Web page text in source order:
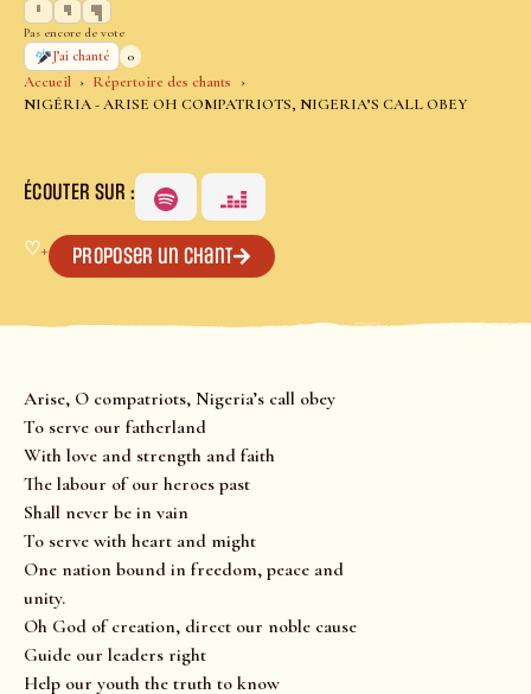
Accueil
Répertoire des chants
NIGÉRIA - ARISE OH COMPATRIOTS, NIGERIA’S CALL OBEY
Pas encore de vote
J’ai chanté
0
ÉCOUTER SUR :
♡+ Proposer un chant
Arise, O compatriots, Nigeria’s call obey
To serve our fatherland
With love and strength and faith
The labour of our heroes past
Shall never be in vain
To serve with heart and might
One nation bound in freedom, peace and
unity.
Oh God of creation, direct our noble cause
Guide our leaders right
Help our youth the truth to know